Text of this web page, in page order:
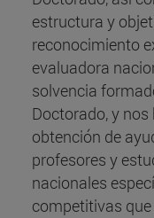
estructura y
reconocimiento
evaluadora
solvencia
Doctorado, y
obtención de
profesores y
nacionales
competitivas